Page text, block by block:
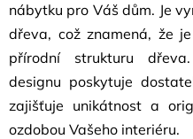
nábytku pro Váš dům. Je
dřeva, což znamená, že
přírodní strukturu
designu poskytuje
zajišťuje unikátnost a
ozdobou Vašeho interiéru.